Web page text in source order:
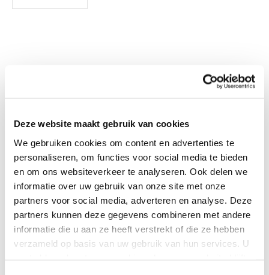
Deze website maakt gebruik van cookies
We gebruiken cookies om content en advertenties te
personaliseren, om functies voor social media te bieden
en om ons websiteverkeer te analyseren. Ook delen we
informatie over uw gebruik van onze site met onze
partners voor social media, adverteren en analyse. Deze
partners kunnen deze gegevens combineren met andere
informatie die u aan ze heeft verstrekt of die ze hebben
verzameld op basis van uw gebruik van hun services. U
Vrijblijvende offerte
Aanhef
Dhr
Mevr
Uw naam (voor + achternaam)